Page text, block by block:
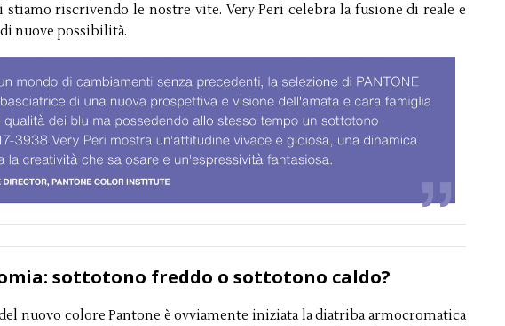
stiamo riscrivendo le nostre vite. Very Peri celebra la fusione di reale e
nuove possibilità.
sottotono freddo o sottotono caldo?
nuovo colore Pantone è ovviamente iniziata la diatriba armocromatica